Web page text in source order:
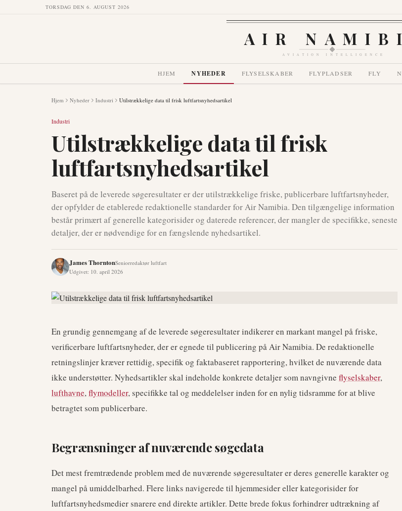
TORSDAG DEN 6. AUGUST 2026
AIR
AVIATION INTELLIGENCE
HJEM NYHEDER FLYSELSKABER FLYPLADSER FLY
Hjem Nyheder Industri Utilstrækkelige data til frisk luftfartsnyhedsartikel
Industri
Utilstrækkelige data til frisk
luftfartsnyhedsartikel
Baseret på de leverede søgeresultater er der utilstrækkelige friske, publicerbare luftfartsnyheder,
der opfylder de etablerede redaktionelle standarder for Air Namibia. Den tilgængelige information
består primært af generelle kategorisider og daterede referencer, der mangler de specifikke, seneste
detaljer, der er nødvendige for en fængslende nyhedsartikel.
James ThorntonSeniorredaktør luftfart
Udgivet: 10. april 2026
En grundig gennemgang af de leverede søgeresultater indikerer en markant mangel på friske,
verificerbare luftfartsnyheder, der er egnede til publicering på Air Namibia. De redaktionelle
retningslinjer kræver rettidig, specifik og faktabaseret rapportering, hvilket de nuværende data
ikke understøtter. Nyhedsartikler skal indeholde konkrete detaljer som navngivne flyselskaber,
lufthavne,flymodeller, specifikke tal og meddelelser inden for en nylig tidsramme for at blive
betragtet som publicerbare.
Begrænsninger af nuværende søgedata
Det mest fremtrædende problem med de nuværende søgeresultater er deres generelle karakter og
mangel på umiddelbarhed. Flere links navigerede til hjemmesider eller kategorisider for
luftfartsnyhedsmedier snarere end direkte artikler. Dette brede fokus forhindrer udtrækning af